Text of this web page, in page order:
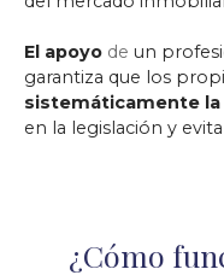
El apoyo de un
garantiza que los
sistemáticamente
en la legislación y
¿Cómo